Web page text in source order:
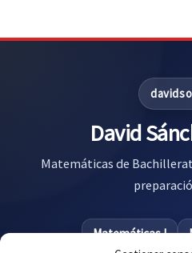
David
Matemáticas de
Matemáticas I